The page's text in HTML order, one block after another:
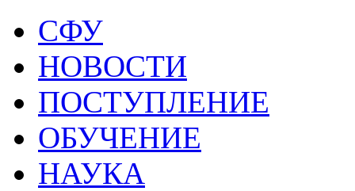
СФУ
НОВОСТИ
ПОСТУПЛЕНИЕ
ОБУЧЕНИЕ
НАУКА